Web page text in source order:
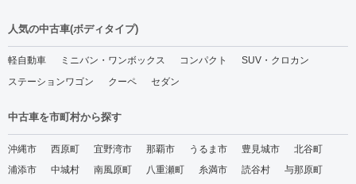
人気の中古車(ボディタイプ)
軽自動車 ミニバン・ワンボックス コンパクト
SUV・クロカン
ステーションワゴン
クーペ セダン
中古車を市町村から探す
沖縄市 西原町 宜野湾市 那覇市 うるま市 豊見城市
北谷町
浦添市
中城村 南風原町 八重瀬町 糸満市 読谷村
与那原町